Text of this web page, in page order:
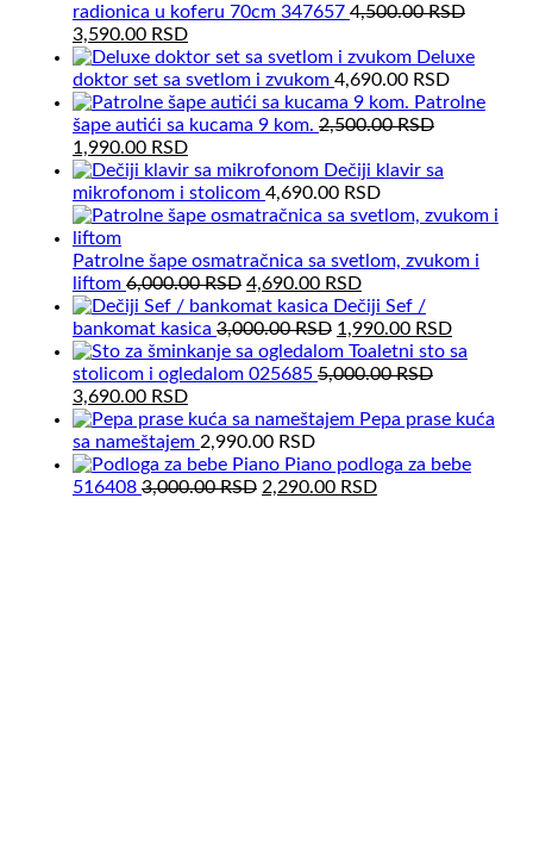
radionica u koferu 70cm 347657 4,500.00RSD
Original
price
was:
4,500.00 RSD.
3,590.00 RSDCurrent
price
is:
3,590.00 RSD.
Deluxe
doktor set sa svetlom i zvukom 4,690.00 RSD
Patrolne
šape autići sa kucama 9 kom. 2,500.00RSD
Original
price
was:
2,500.00 RSD.
1,990.00 RSDCurrent
price
is:
1,990.00 RSD.
Dečiji klavir sa
mikrofonom i stolicom 4,690.00 RSD
Patrolne šape osmatračnica sa svetlom, zvukom i
liftom 6,000.00RSD Original
price
was:
6,000.00 RSD.
4,690.00 RSDCurrent
price
is:
4,690.00 RSD.
Dečiji Sef /
bankomat kasica 3,000.00RSD Original
price
was:
1,990.00 RSDCurrent
price
Toaletni sto sa
stolicom i ogledalom 025685 5,000.00RSD
Original
price
was:
5,000.00 RSD.
3,690.00 RSDCurrent
price
is:
3,690.00 RSD.
Pepa prase kuća
sa nameštajem 2,990.00 RSD
Piano podloga za bebe
516408 3,000.00RSD Original
2,290.00 RSDCurrent